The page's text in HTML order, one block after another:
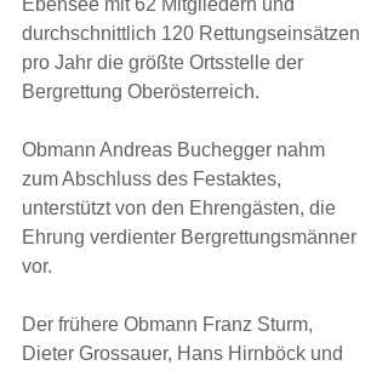
Ebensee mit 62 Mitgliedern und
durchschnittlich 120 Rettungseinsätzen
pro Jahr die größte Ortsstelle der
Bergrettung Oberösterreich.
Obmann Andreas Buchegger nahm
zum Abschluss des Festaktes,
unterstützt von den Ehrengästen, die
Ehrung verdienter Bergrettungsmänner
vor.
Der frühere Obmann Franz Sturm,
Dieter Grossauer, Hans Hirnböck und